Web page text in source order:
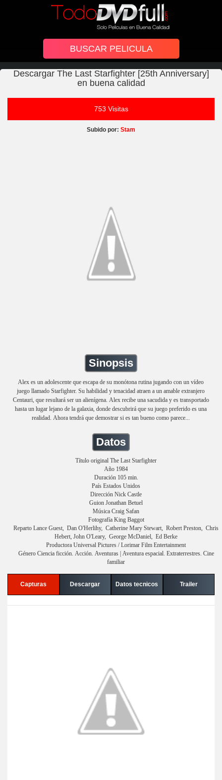
Descargar The Last Starfighter [25th Anniversary]
en buena calidad
753 Visitas
Subido por: Stam
Sinopsis
Alex es un adolescente que escapa de su monótona rutina jugando con un vídeo
juego llamado Starfighter. Su habilidad y tenacidad atraen a un amable extranjero
Centauri, que resultará ser un alienígena. Alex recibe una sacudida y es transportado
hasta un lugar lejano de la galaxia, donde descubrirá que su juego preferido es una
realidad. Ahora tendrá que demostrar si es tan bueno como parece...
Datos
Título original The Last Starfighter
Año 1984
Duración 105 min.
País Estados Unidos
Dirección Nick Castle
Guion Jonathan Betuel
Música Craig Safan
Fotografía King Baggot
Reparto Lance Guest, Dan O'Herlihy, Catherine Mary Stewart, Robert Preston, Chris
Hebert, John O'Leary, George McDaniel, Ed Berke
Productora Universal Pictures / Lorimar Film Entertainment
Género Ciencia ficción. Acción. Aventuras | Aventura espacial. Extraterrestres. Cine
familiar
Capturas Descargar Datos tecnicos Trailer